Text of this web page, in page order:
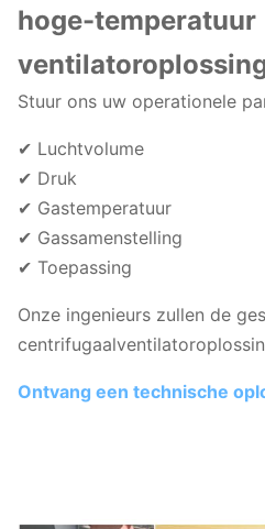
hoge-temperatuur
Stuur ons uw operationele
✔ Luchtvolume
✔ Druk
✔ Gastemperatuur
✔ Gassamenstelling
✔ Toepassing
Onze ingenieurs zullen de
Ontvang een technische